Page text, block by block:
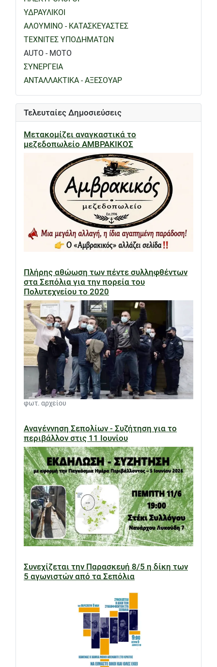
ΥΔΡΑΥΛΙΚΟΙ
ΑΛΟΥΜΙΝΟ - ΚΑΤΑΣΚΕΥΑΣΤΕΣ
ΤΕΧΝΙΤΕΣ ΥΠΟΔΗΜΑΤΩΝ
AUTO - MOTO
ΣΥΝΕΡΓΕΙΑ
ΑΝΤΑΛΛΑΚΤΙΚΑ - ΑΞΕΣΟΥΑΡ
Τελευταίες Δημοσιεύσεις
Μετακομίζει αναγκαστικά το
μεζεδοπωλείο ΑΜΒΡΑΚΙΚΟΣ
Πλήρης αθώωση των πέντε συλληφθέντων
στα Σεπόλια για την πορεία του
Πολυτεχνείου το 2020
φωτ. αρχείου
Αναγέννηση Σεπολίων - Συζήτηση για το
περιβάλλον στις 11 Ιουνίου
Συνεχίζεται την Παρασκευή 8/5 η δίκη των
5 αγωνιστών από τα Σεπόλια